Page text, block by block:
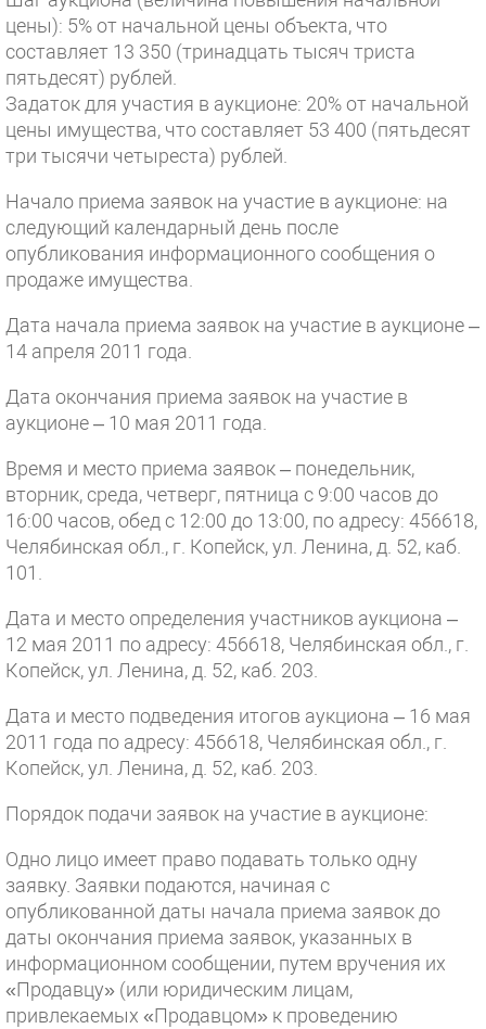
цены): 5% от начальной цены объекта, что
составляет 13 350 (тринадцать тысяч триста
пятьдесят) рублей.
Задаток для участия в аукционе: 20% от начальной
цены имущества, что составляет 53 400 (пятьдесят
три тысячи четыреста) рублей.
Начало приема заявок на участие в аукционе: на
следующий календарный день после
опубликования информационного сообщения о
продаже имущества.
Дата начала приема заявок на участие в аукционе –
14 апреля 2011 года.
Дата окончания приема заявок на участие в
аукционе – 10 мая 2011 года.
Время и место приема заявок – понедельник,
вторник, среда, четверг, пятница с 9:00 часов до
16:00 часов, обед с 12:00 до 13:00, по адресу: 456618,
Челябинская обл., г. Копейск, ул. Ленина, д. 52, каб.
101.
Дата и место определения участников аукциона –
12 мая 2011 по адресу: 456618, Челябинская обл., г.
Копейск, ул. Ленина, д. 52, каб. 203.
Дата и место подведения итогов аукциона – 16 мая
2011 года по адресу: 456618, Челябинская обл., г.
Копейск, ул. Ленина, д. 52, каб. 203.
Порядок подачи заявок на участие в аукционе:
Одно лицо имеет право подавать только одну
заявку. Заявки подаются, начиная с
опубликованной даты начала приема заявок до
даты окончания приема заявок, указанных в
информационном сообщении, путем вручения их
«Продавцу» (или юридическим лицам,
привлекаемых «Продавцом» к проведению